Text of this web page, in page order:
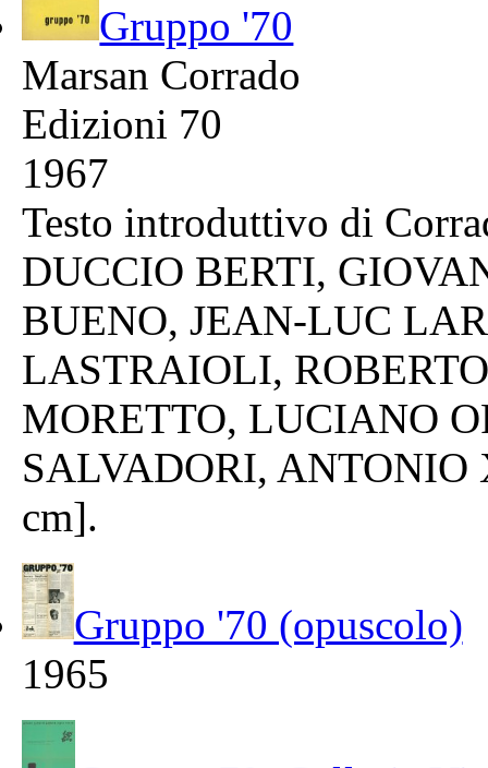
Gruppo '70
Marsan Corrado
Edizioni 70
1967
Testo introduttivo di
DUCCIO BERTI,
BUENO, JEAN-LUC
LASTRAIOLI,
MORETTO, LUCIANO
SALVADORI, ANTONIO
cm].
Gruppo '70 (opuscolo)
1965